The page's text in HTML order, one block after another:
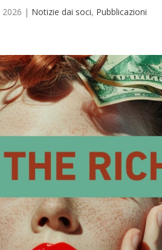
2026 | Notizie dai soci, Pubblicazioni